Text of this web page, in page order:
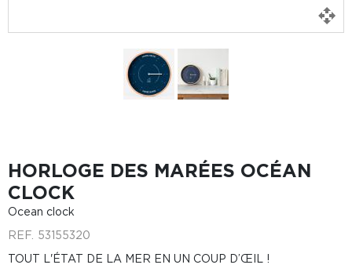
HORLOGE DES MARÉES OCÉAN
CLOCK
Ocean clock
REF. 53155320
TOUT L'ÉTAT DE LA MER EN UN COUP D’ŒIL !